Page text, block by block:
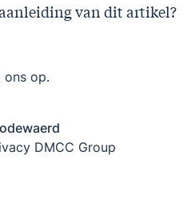
van dit artikel?
ons op.
DMCC Group